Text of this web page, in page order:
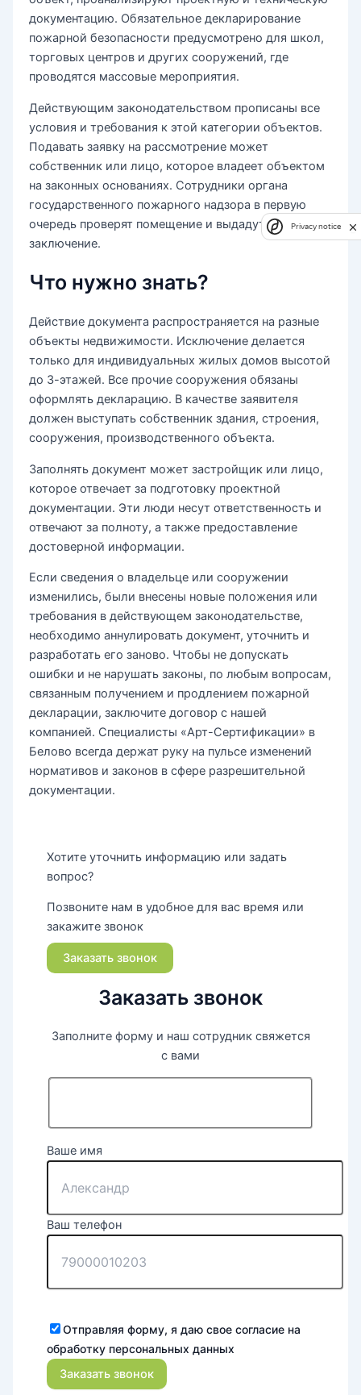
документацию. Обязательное декларирование
пожарной безопасности предусмотрено для школ,
торговых центров и других сооружений, где
проводятся массовые мероприятия.
Действующим законодательством прописаны все
условия и требования к этой категории объектов.
Подавать заявку на рассмотрение может
собственник или лицо, которое владеет объектом
на законных основаниях. Сотрудники органа
государственного пожарного надзора в первую
очередь проверят помещение и выдадут свое
заключение.
Что нужно знать?
Действие документа распространяется на разные
объекты недвижимости. Исключение делается
только для индивидуальных жилых домов высотой
до 3-этажей. Все прочие сооружения обязаны
оформлять декларацию. В качестве заявителя
должен выступать собственник здания, строения,
сооружения, производственного объекта.
Заполнять документ может застройщик или лицо,
которое отвечает за подготовку проектной
документации. Эти люди несут ответственность и
отвечают за полноту, а также предоставление
достоверной информации.
Если сведения о владельце или сооружении
изменились, были внесены новые положения или
требования в действующем законодательстве,
необходимо аннулировать документ, уточнить и
разработать его заново. Чтобы не допускать
ошибки и не нарушать законы, по любым вопросам,
связанным получением и продлением пожарной
декларации, заключите договор с нашей
компанией. Специалисты «Арт-Сертификации» в
Белово всегда держат руку на пульсе изменений
нормативов и законов в сфере разрешительной
документации.
Хотите уточнить информацию или задать
вопрос?
Позвоните нам в удобное для вас время или
закажите звонок
Заказать звонок
Заказать звонок
Заполните форму и наш сотрудник свяжется
с вами
Ваше имя
Ваш телефон
Отправляя форму, я даю свое согласие на
обработку персональных данных
Privacy notice